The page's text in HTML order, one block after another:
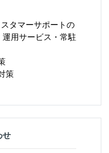
タマーサポートの
用サービス・常駐
策
せ